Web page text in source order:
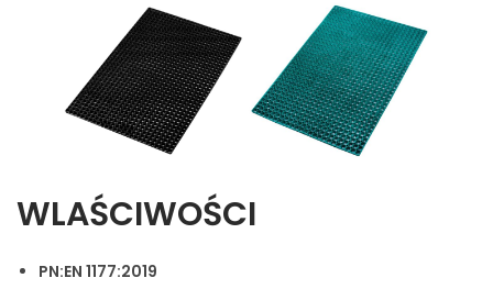
WLAŚCIWOŚCI
PN:EN 1177:2019